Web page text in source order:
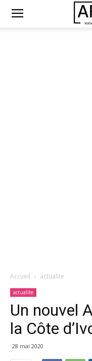
Accueil actualite
actualite
Un nouvel
la Côte
28 mai 2020